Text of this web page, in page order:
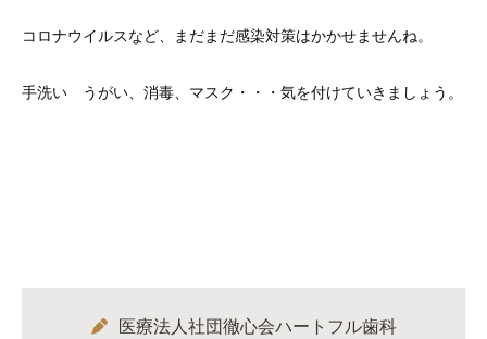
コロナウイルスなど、まだまだ感染対策はかかせませんね。
手洗い うがい、消毒、マスク・・・気を付けていきましょう。
医療法人社団徹心会ハートフル歯科